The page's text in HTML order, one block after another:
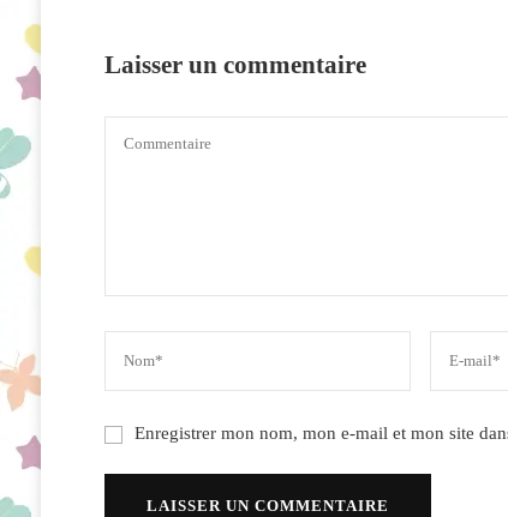
Laisser un commentaire
Enregistrer mon nom, mon e-mail et mon site